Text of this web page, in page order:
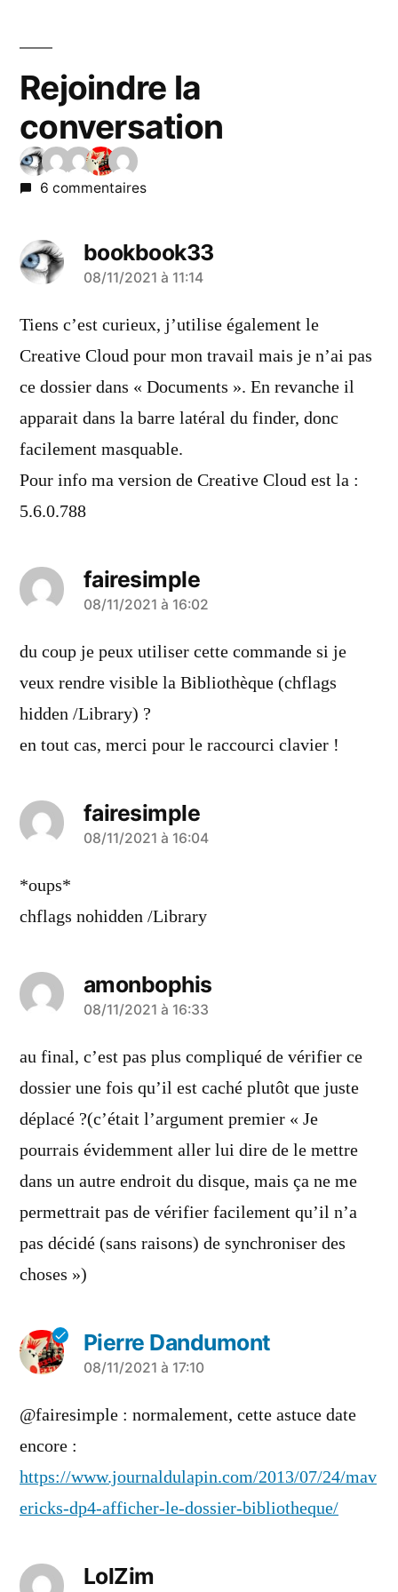
Rejoindre la
conversation
6 commentaires
bookbook33
a
dit :
08/11/2021 à 11:14
Tiens c’est curieux, j’utilise également le
Creative Cloud pour mon travail mais je n’ai pas
ce dossier dans « Documents ». En revanche il
apparait dans la barre latéral du finder, donc
facilement masquable.
Pour info ma version de Creative Cloud est la :
5.6.0.788
fairesimple
a
dit :
08/11/2021 à 16:02
du coup je peux utiliser cette commande si je
veux rendre visible la Bibliothèque (chflags
hidden /Library) ?
en tout cas, merci pour le raccourci clavier !
fairesimple
a
08/11/2021 à 16:04
*oups*
chflags nohidden /Library
amonbophis
a
dit :
08/11/2021 à 16:33
au final, c’est pas plus compliqué de vérifier ce
dossier une fois qu’il est caché plutôt que juste
déplacé ?(c’était l’argument premier « Je
pourrais évidemment aller lui dire de le mettre
dans un autre endroit du disque, mais ça ne me
permettrait pas de vérifier facilement qu’il n’a
pas décidé (sans raisons) de synchroniser des
choses »)
Pierre Dandumont
a
dit :
08/11/2021 à 17:10
@fairesimple : normalement, cette astuce date
encore :
https://www.journaldulapin.com/2013/07/24/mav
ericks-dp4-afficher-le-dossier-bibliotheque/
LolZim